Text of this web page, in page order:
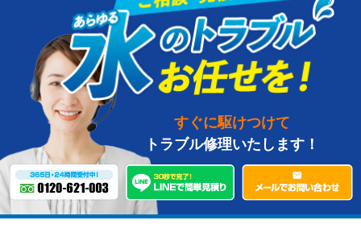
すぐに駆けつけて
トラブル修理いたします！